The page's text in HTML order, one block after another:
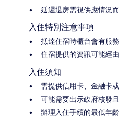
延遲退房需視供應情況
入住特別注意事項
抵達住宿時櫃台會有服
住宿提供的資訊可能經
入住須知
需提供信用卡、金融卡
可能需要出示政府核發
辦理入住手續的最低年